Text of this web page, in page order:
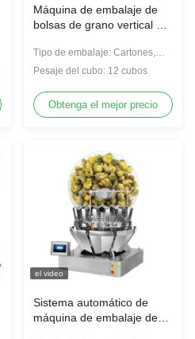
Máquina de embalaje de
bolsas de grano vertical de
cabeza múltiple Máquina
de embalaje de granos de
embalaje de nueces
Tipo de embalaje: Cartones,
latas, botellas, bolsas para
bolsas
Pesaje del cubo: 12 cubos
Obtenga el mejor precio
el video
Sistema automático de
máquina de embalaje de